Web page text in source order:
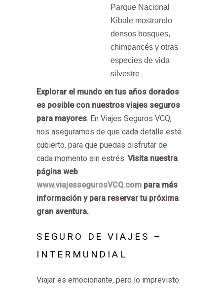
Explorar el mundo en tus años dorados
es posible con nuestros viajes seguros
para mayores. En Viajes Seguros VCQ,
nos aseguramos de que cada detalle esté
cubierto, para que puedas disfrutar de
cada momento sin estrés. Visita nuestra
página web
www.viajessegurosVCQ.com para más
información y para reservar tu próxima
gran aventura.
SEGURO DE VIAJES –
INTERMUNDIAL
Viajar es emocionante, pero lo imprevisto